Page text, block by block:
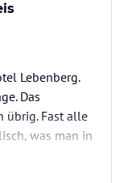
Lebenberg.
Das
übrig. Fast alle
was man in
und kannte